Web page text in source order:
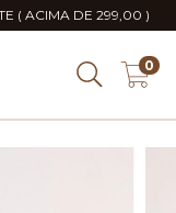
( ACIMA DE 299,00 )
0